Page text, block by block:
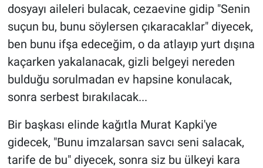
dosyayı aileleri bulacak, cezaevine gidip "Senin
suçun bu, bunu söylersen çıkaracaklar" diyecek,
ben bunu ifşa edeceğim, o da atlayıp yurt dışına
kaçarken yakalanacak, gizli belgeyi nereden
bulduğu sorulmadan ev hapsine konulacak,
sonra serbest bırakılacak...
Bir başkası elinde kağıtla Murat Kapki'ye
gidecek, "Bunu imzalarsan savcı seni salacak,
tarife de bu" diyecek, sonra siz bu ülkeyi kara